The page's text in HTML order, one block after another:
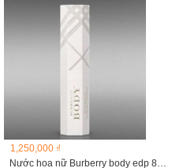
1,250,000 ₫
Nước hoa nữ Burberry body edp 85ml